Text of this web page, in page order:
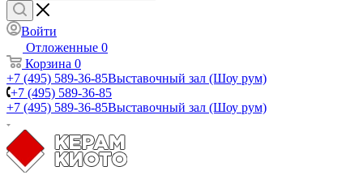
Войти
Отложенные 0
Корзина 0
+7 (495) 589-36-85Выставочный зал (Шоу рум)
+7 (495) 589-36-85
+7 (495) 589-36-85Выставочный зал (Шоу рум)